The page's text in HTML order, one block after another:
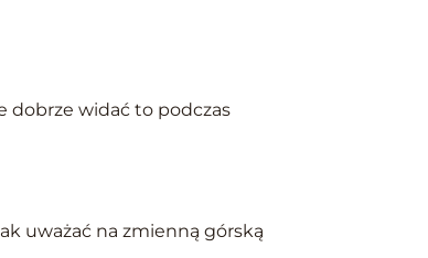
dobrze widać to podczas
uważać na zmienną górską